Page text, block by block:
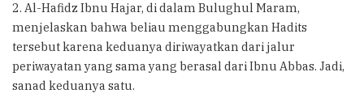
2. Al-Hafidz Ibnu Hajar, di dalam Bulughul Maram,
menjelaskan bahwa beliau menggabungkan Hadits
tersebut karena keduanya diriwayatkan dari jalur
periwayatan yang sama yang berasal dari Ibnu Abbas. Jadi,
sanad keduanya satu.